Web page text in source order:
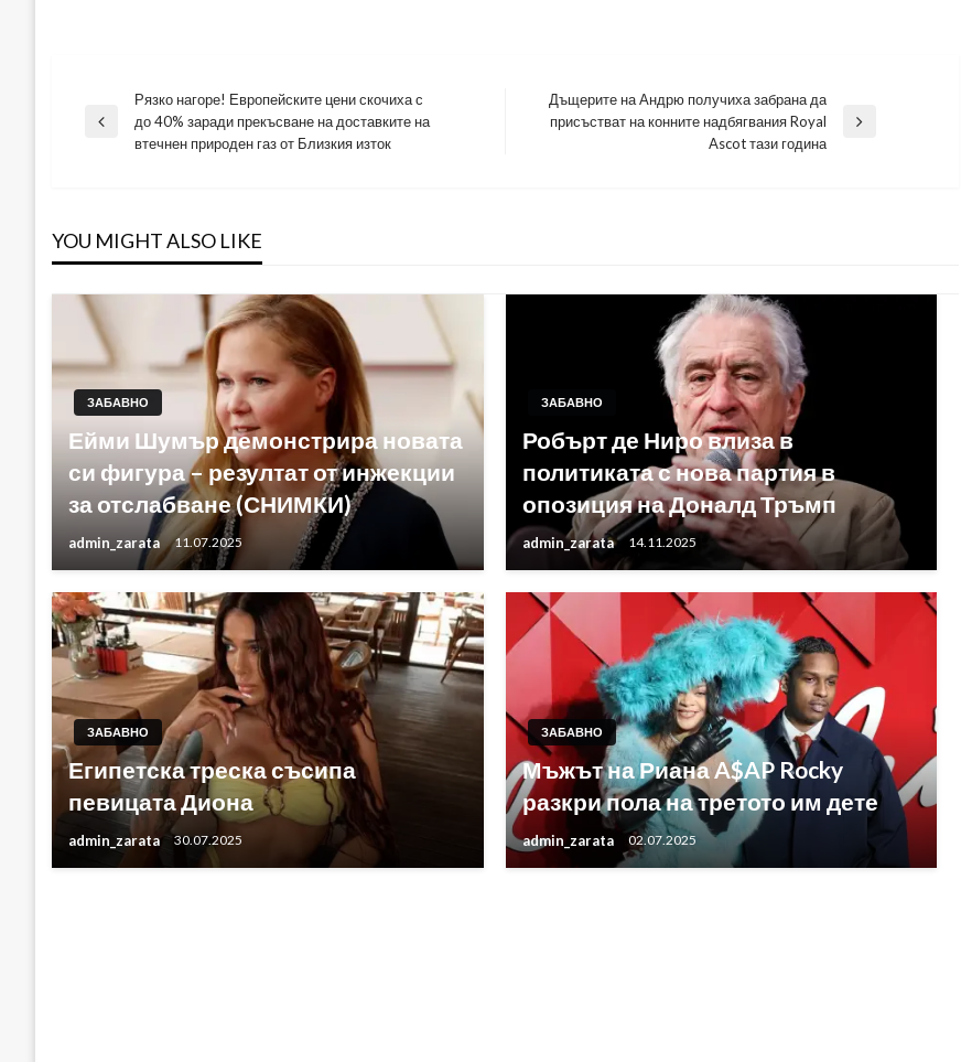
Навигация
Previous
Рязко нагоре! Европейските цени скочиха с
до 40% заради прекъсване на доставките на
втечнен природен газ от Близкия изток
Next
Дъщерите на Андрю получиха забрана да
присъстват на конните надбягвания Royal
Ascot тази година
YOU MIGHT ALSO LIKE
ЗАБАВНО
Ейми Шумър демонстрира новата
си фигура – резултат от инжекции
за отслабване (СНИМКИ)
admin_zarata 11.07.2025
ЗАБАВНО
Робърт де Ниро влиза в
политиката с нова партия в
опозиция на Доналд Тръмп
admin_zarata 14.11.2025
ЗАБАВНО
Египетска треска съсипа
певицата Диона
admin_zarata 30.07.2025
ЗАБАВНО
Мъжът на Риана A$AP Rocky
разкри пола на третото им дете
admin_zarata 02.07.2025